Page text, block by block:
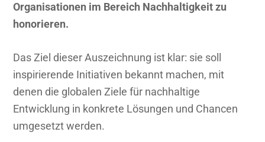
Organisationen im Bereich Nachhaltigkeit zu
honorieren.
Das Ziel dieser Auszeichnung ist klar: sie soll
inspirierende Initiativen bekannt machen, mit
denen die globalen Ziele für nachhaltige
Entwicklung in konkrete Lösungen und Chancen
umgesetzt werden.